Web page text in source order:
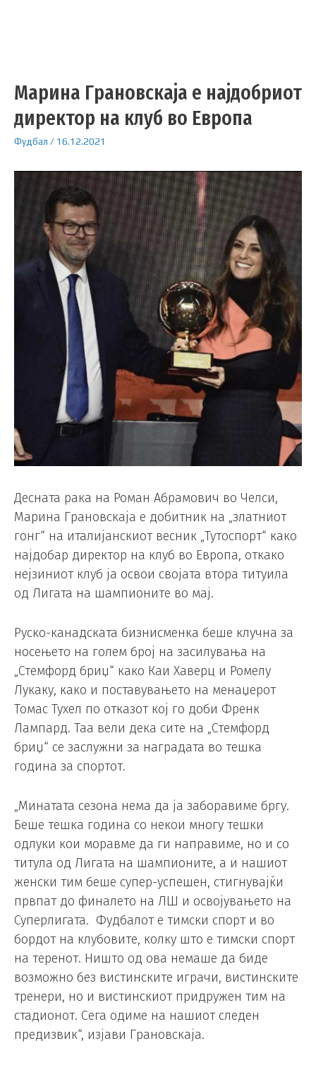
Марина Грановскаја е најдобриот
директор на клуб во Европа
Фудбал / 16.12.2021
Десната рака на Роман Абрамович во Челси,
Марина Грановскаја е добитник на „златниот
гонг“ на италијанскиот весник „Тутоспорт“ како
најдобар директор на клуб во Европа, откако
нејзиниот клуб ја освои својата втора титуила
од Лигата на шампионите во мај.
Руско-канадската бизнисменка беше клучна за
носењето на голем број на засилувања на
„Стемфорд бриџ“ како Каи Хаверц и Ромелу
Лукаку, како и поставувањето на менаџерот
Томас Тухел по отказот кој го доби Френк
Лампард. Таа вели дека сите на „Стемфорд
бриџ“ се заслужни за наградата во тешка
година за спортот.
„Минатата сезона нема да ја заборавиме бргу.
Беше тешка година со некои многу тешки
одлуки кои моравме да ги направиме, но и со
титула од Лигата на шампионите, а и нашиот
женски тим беше супер-успешен, стигнувајќи
првпат до финалето на ЛШ и освојувањето на
Суперлигата. Фудбалот е тимски спорт и во
бордот на клубовите, колку што е тимски спорт
на теренот. Ништо од ова немаше да биде
возможно без вистинските играчи, вистинските
тренери, но и вистинскиот придружен тим на
стадионот. Сега одиме на нашиот следен
предизвик“, изјави Грановскаја.